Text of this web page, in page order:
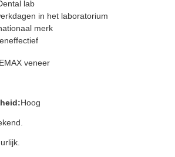
lab
in het laboratorium
merk
EMAX veneer
Hoog